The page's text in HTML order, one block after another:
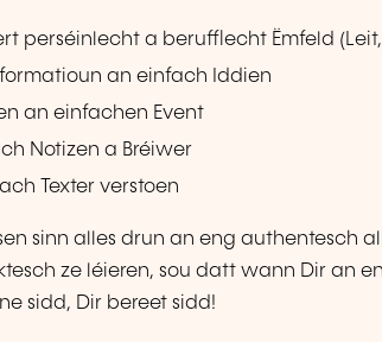
perséinlecht a berufflecht Ëmfeld
an einfach Iddien
an einfachen Event
Notizen a Bréiwer
Texter verstoen
sinn alles drun an eng authentesch
ze léieren, sou datt wann Dir an
sidd, Dir bereet sidd!